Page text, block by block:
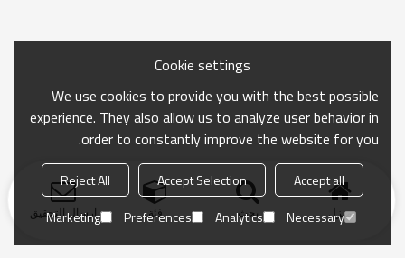
منزل بحث فئة ارسال التحقيق
Cookie settings
We use cookies to provide you with the best possible
experience. They also allow us to analyze user behavior in
order to constantly improve the website for you.
Accept all
Accept Selection
Reject All
Necessary
Analytics
Preferences
Marketing